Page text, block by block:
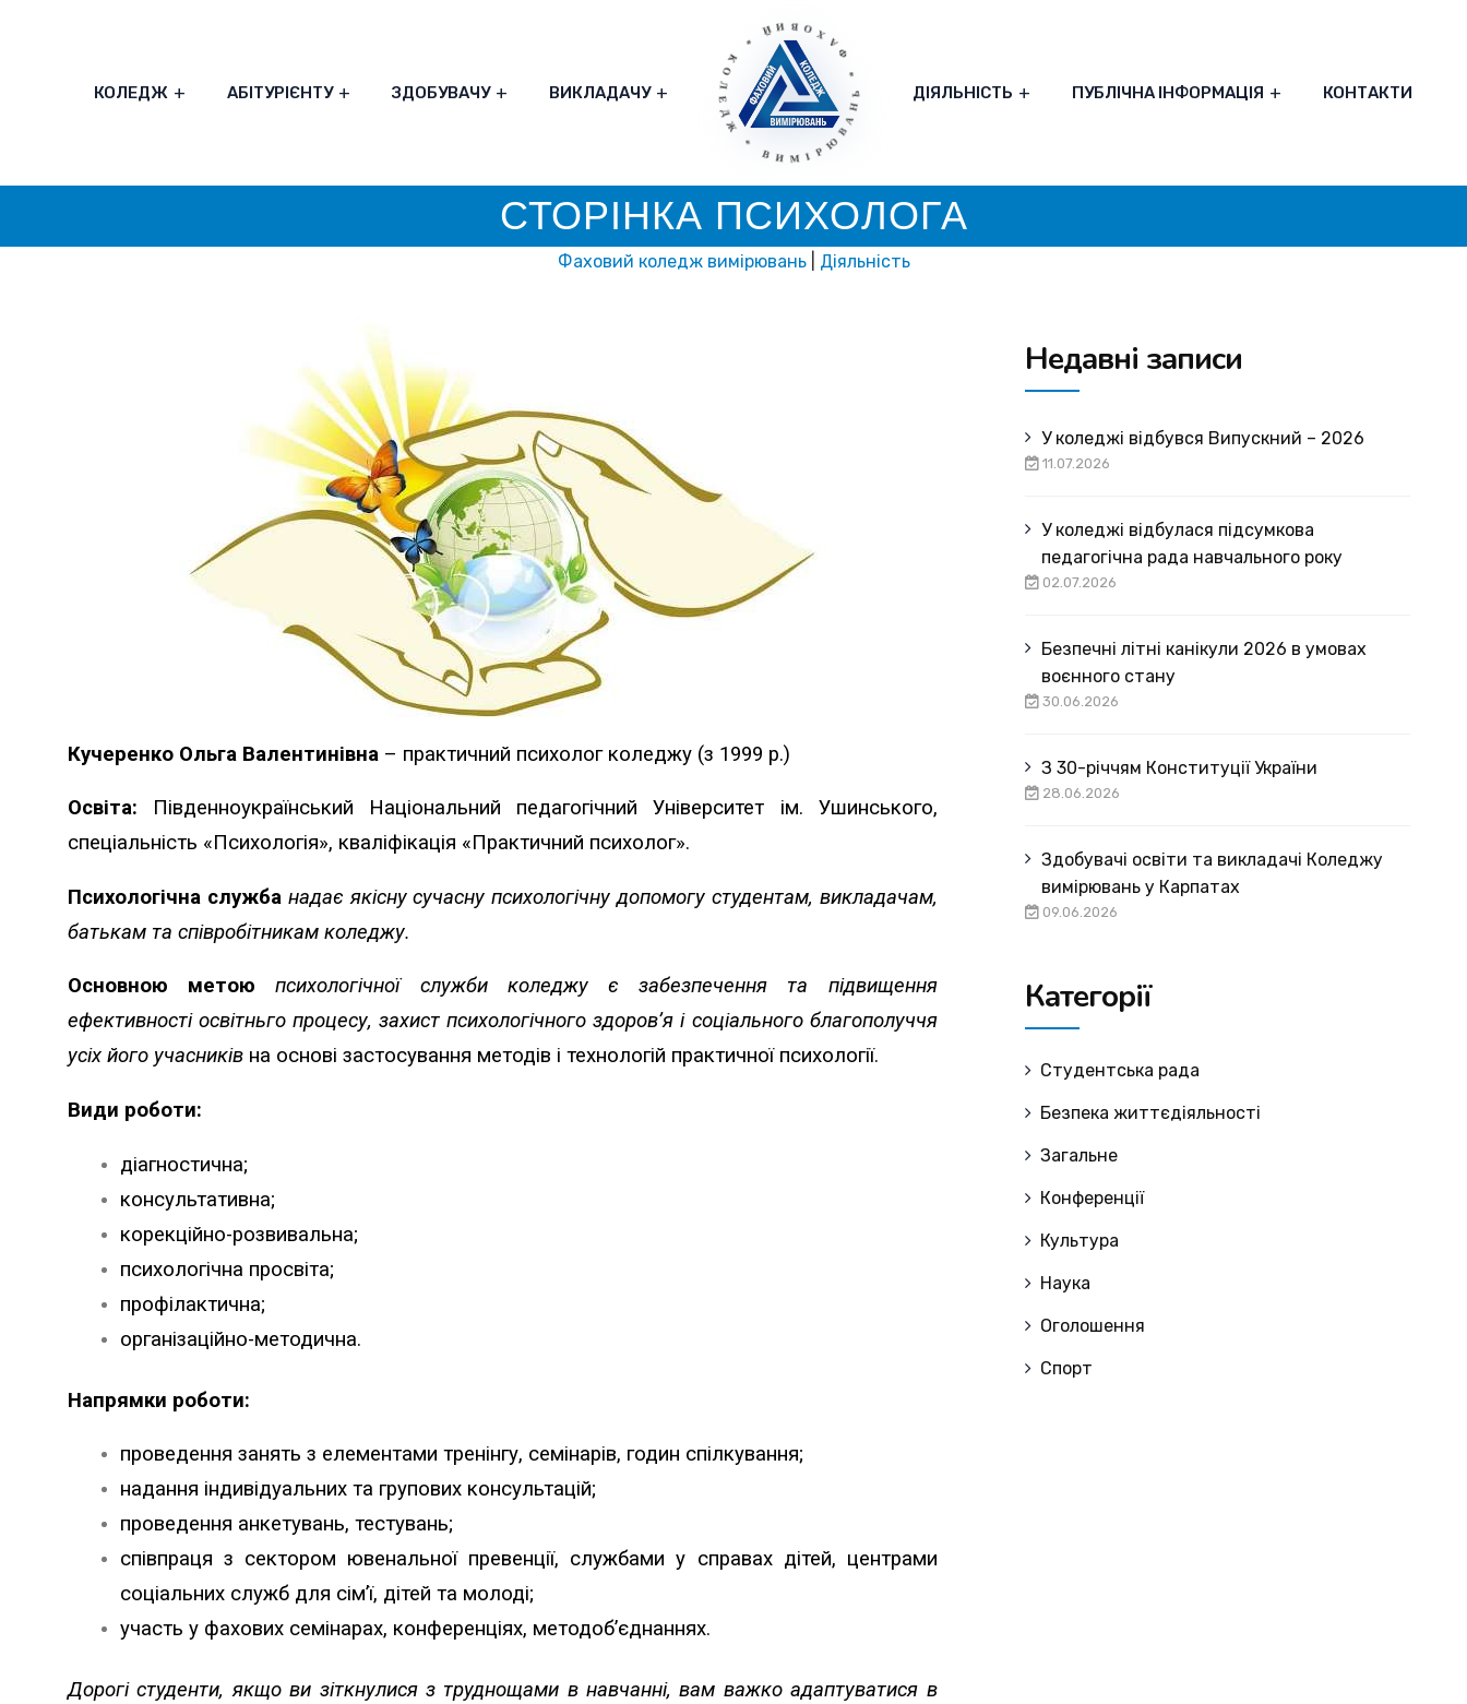
КОЛЕДЖ АБІТУРІЄНТУ ЗДОБУВАЧУ ВИКЛАДАЧУ * ФАХОВИЙ * КОЛЕДЖ * ВИМІРЮВАНЬ ДІЯЛЬНІСТЬ ПУБЛІЧНА ІНФОРМАЦІЯ КОНТАКТИ
СТОРІНКА ПСИХОЛОГА
Фаховий коледж вимірювань| Діяльність
Кучеренко Ольга Валентинівна – практичний психолог коледжу (з 1999 р.)
Освіта: Південноукраїнський Національний педагогічний Університет ім. Ушинського,
спеціальність «Психологія», кваліфікація «Практичний психолог».
Психологічна службанадає якісну сучасну психологічну допомогу студентам, викладачам,
батькам та співробітникам коледжу.
Основною метою психологічної служби коледжу є забезпечення та підвищення
ефективності освітньго процесу, захист психологічного здоров’я і соціального благополуччя
усіх його учасників на основі застосування методів і технологій практичної психології.
Види роботи:
діагностична;
консультативна;
корекційно-розвивальна;
психологічна просвіта;
профілактична;
організаційно-методична.
Напрямки роботи:
проведення занять з елементами тренінгу, семінарів, годин спілкування;
надання індивідуальних та групових консультацій;
проведення анкетувань, тестувань;
співпраця з сектором ювенальної превенції, службами у справах дітей, центрами
соціальних служб для сім’ї, дітей та молоді;
участь у фахових семінарах, конференціях, методоб’єднаннях.
Дорогі студенти, якщо ви зіткнулися з труднощами в навчанні, вам важко адаптуватися в
Недавні записи
У коледжі відбувся Випускний – 2026
11.07.2026
У коледжі відбулася підсумкова
педагогічна рада навчального року
02.07.2026
Безпечні літні канікули 2026 в умовах
воєнного стану
30.06.2026
З 30-річчям Конституції України
28.06.2026
Здобувачі освіти та викладачі Коледжу
вимірювань у Карпатах
09.06.2026
Категорії
Cтудентська рада
Безпека життєдіяльності
Загальне
Конференції
Культура
Наука
Оголошення
Спорт